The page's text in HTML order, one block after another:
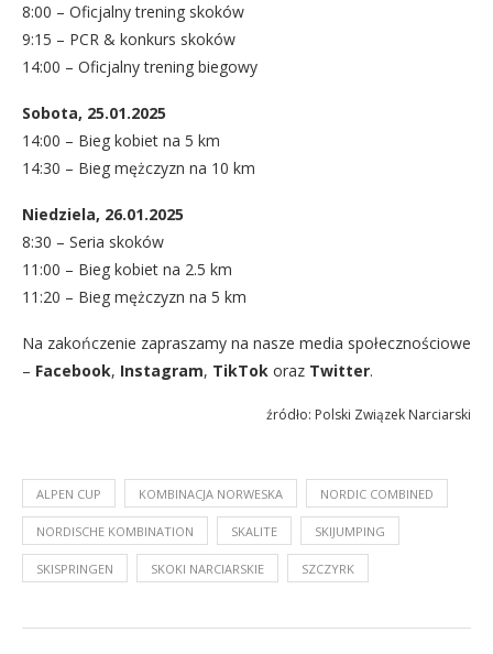
8:00 – Oficjalny trening skoków
9:15 – PCR & konkurs skoków
14:00 – Oficjalny trening biegowy
Sobota, 25.01.2025
14:00 – Bieg kobiet na 5 km
14:30 – Bieg mężczyzn na 10 km
Niedziela, 26.01.2025
8:30 – Seria skoków
11:00 – Bieg kobiet na 2.5 km
11:20 – Bieg mężczyzn na 5 km
Na zakończenie zapraszamy na nasze media społecznościowe
– Facebook, Instagram, TikTok oraz Twitter.
źródło: Polski Związek Narciarski
ALPEN CUP KOMBINACJA NORWESKA NORDIC COMBINED
NORDISCHE KOMBINATION SKALITE SKIJUMPING
SKISPRINGEN SKOKI NARCIARSKIE SZCZYRK